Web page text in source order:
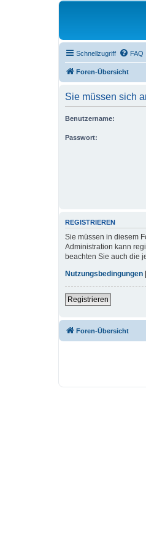
Schnellzugriff FAQ
Foren-Übersicht
Sie müssen sich
Benutzername:
Passwort:
REGISTRIEREN
Sie müssen in diesem
Administration kann
beachten Sie auch die
Nutzungsbedingungen |
Registrieren
Foren-Übersicht